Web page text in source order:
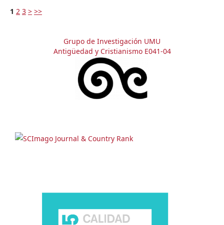
1 2 3 > >>
Grupo de Investigación UMU
Antigüedad y Cristianismo E041-04